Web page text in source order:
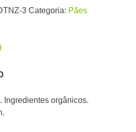
3 Categoria: Pães
Ingredientes orgânicos.